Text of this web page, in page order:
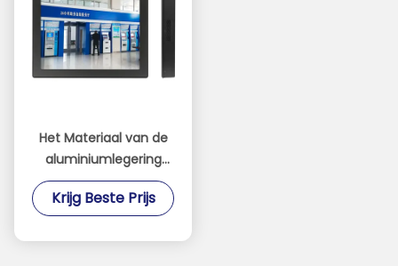
Het Materiaal van de
aluminiumlegering
bedde
Aanrakingscomité PC1
Krijg Beste Prijs